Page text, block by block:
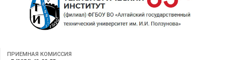
ПРИЕМНАЯ КОМИССИЯ